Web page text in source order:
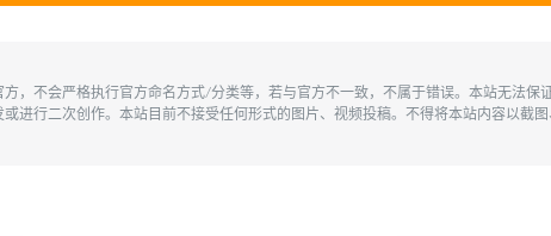
，不会严格执行官方命名方式/分类等，若与官方不一致，不属于错误。本站无法
进行二次创作。本站目前不接受任何形式的图片、视频投稿。不得将本站内容以截